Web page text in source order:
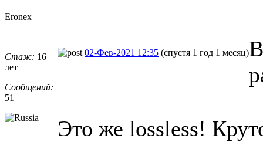
Eronex
Стаж: 16
лет
Сообщений:
51
02-Фев-2021 12:35 (спустя 1 год 1 месяц)
Это же lossless!